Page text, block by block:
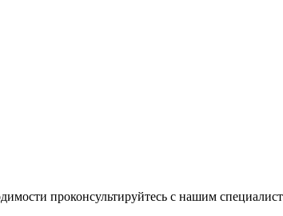
проконсультируйтесь с нашим